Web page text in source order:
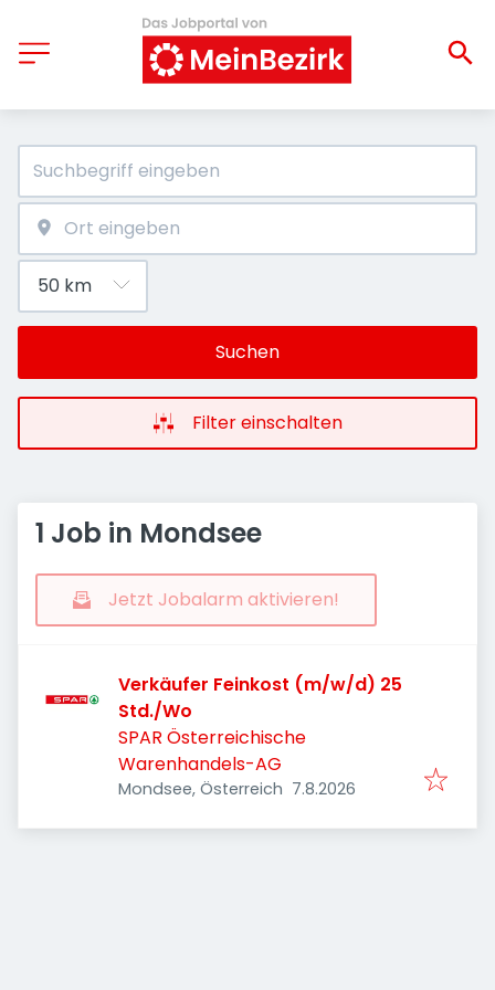
Suchen
Filter einschalten
1 Job in Mondsee
Jetzt Jobalarm aktivieren!
Verkäufer Feinkost (m/w/d) 25
Std./Wo
SPAR Österreichische
Warenhandels-AG
Mondsee, Österreich Veröffentlicht
7.8.2026